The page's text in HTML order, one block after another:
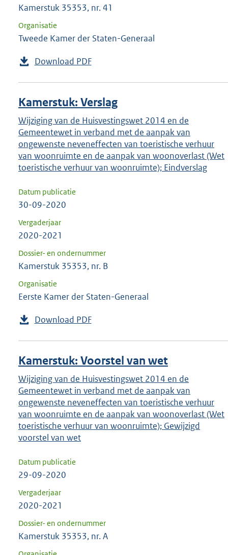
Kamerstuk 35353, nr. 41
Organisatie
Tweede Kamer der Staten-Generaal
Download PDF
Kamerstuk: Verslag
Wijziging van de Huisvestingswet 2014 en de
Gemeentewet in verband met de aanpak van
ongewenste neveneffecten van toeristische verhuur
van woonruimte en de aanpak van woonoverlast (Wet
toeristische verhuur van woonruimte); Eindverslag
Datum publicatie
30-09-2020
Vergaderjaar
2020-2021
Dossier- en ondernummer
Kamerstuk 35353, nr. B
Organisatie
Eerste Kamer der Staten-Generaal
Download PDF
Kamerstuk: Voorstel van wet
Wijziging van de Huisvestingswet 2014 en de
Gemeentewet in verband met de aanpak van
ongewenste neveneffecten van toeristische verhuur
van woonruimte en de aanpak van woonoverlast (Wet
toeristische verhuur van woonruimte); Gewijzigd
voorstel van wet
Datum publicatie
29-09-2020
Vergaderjaar
2020-2021
Dossier- en ondernummer
Kamerstuk 35353, nr. A